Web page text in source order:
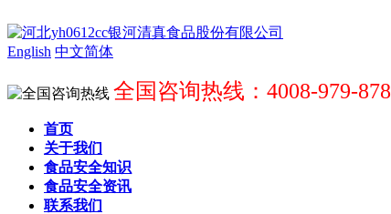
English 中文简体
全国咨询热线：4008-979-878
首页
关于我们
食品安全知识
食品安全资讯
联系我们